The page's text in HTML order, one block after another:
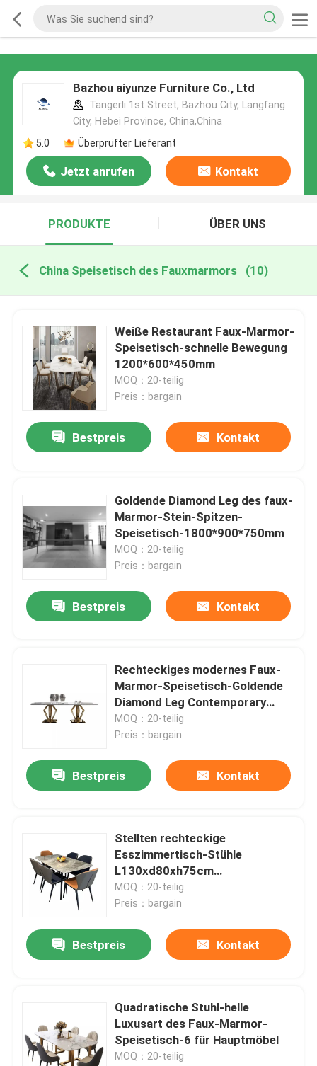
Bazhou aiyunze Furniture Co., Ltd
Tangerli 1st Street, Bazhou City, Langfang
City, Hebei Province, China,China
5.0
Überprüfter Lieferant
Jetzt anrufen Kontakt
PRODUKTE ÜBER UNS
China Speisetisch des Fauxmarmors (10)
Weiße Restaurant Faux-Marmor-
Speisetisch-schnelle Bewegung
1200*600*450mm
MOQ：20-teilig
Preis：bargain
Bestpreis Kontakt
Goldende Diamond Leg des faux-
Marmor-Stein-Spitzen-
Speisetisch-1800*900*750mm
MOQ：20-teilig
Preis：bargain
Bestpreis Kontakt
Rechteckiges modernes Faux-
Marmor-Speisetisch-Goldende
Diamond Leg Contemporary
Style
MOQ：20-teilig
Preis：bargain
Bestpreis Kontakt
Stellten rechteckige
Esszimmertisch-Stühle
L130xd80xh75cm
Marmoresszimmer-Möbel ein
MOQ：20-teilig
Preis：bargain
Bestpreis Kontakt
Quadratische Stuhl-helle
Luxusart des Faux-Marmor-
Speisetisch-6 für Hauptmöbel
MOQ：20-teilig